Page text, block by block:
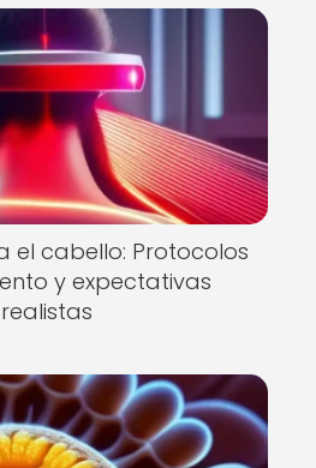
el cabello: Protocolos
y expectativas
realistas